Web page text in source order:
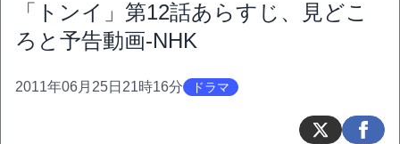
「トンイ」第12話あらすじ、見どこ
ろと予告動画-NHK
2011年06月25日21時16分 ドラマ